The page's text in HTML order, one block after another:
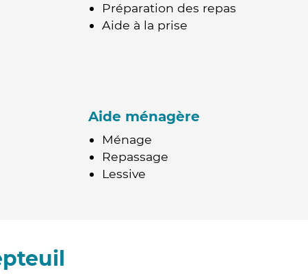
Préparation des repas
Aide à la prise
Aide ménagère
Ménage
Repassage
Lessive